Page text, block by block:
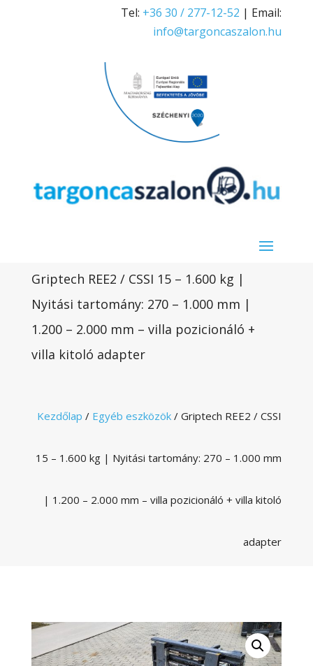
Tel: +36 30 / 277-12-52 | Email:
info@targoncaszalon.hu
Griptech REE2 / CSSI 15 – 1.600 kg |
Nyitási tartomány: 270 – 1.000 mm |
1.200 – 2.000 mm – villa pozicionáló +
villa kitoló adapter
Kezdőlap / Egyéb eszközök / Griptech REE2 / CSSI
15 – 1.600 kg | Nyitási tartomány: 270 – 1.000 mm
| 1.200 – 2.000 mm – villa pozicionáló + villa kitoló
adapter